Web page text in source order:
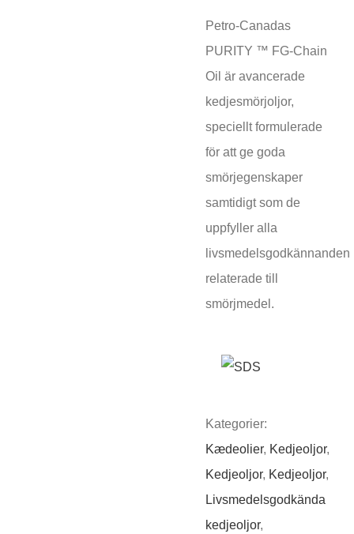
Petro-Canadas
PURITY ™ FG-Chain
Oil är avancerade
kedjesmörjoljor,
speciellt formulerade
för att ge goda
smörjegenskaper
samtidigt som de
uppfyller alla
livsmedelsgodkännanden
relaterade till
smörjmedel.
Kategorier:
Kædeolier, Kedjeoljor,
Kedjeoljor, Kedjeoljor,
Livsmedelsgodkända
kedjeoljor,